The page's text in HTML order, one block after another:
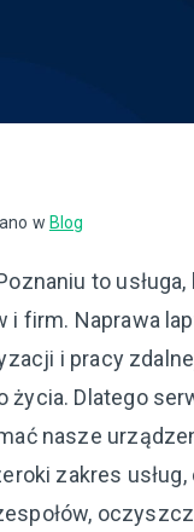
w Blog
to
i firm. Naprawa
i pracy
życia. Dlatego
nasze
zakres